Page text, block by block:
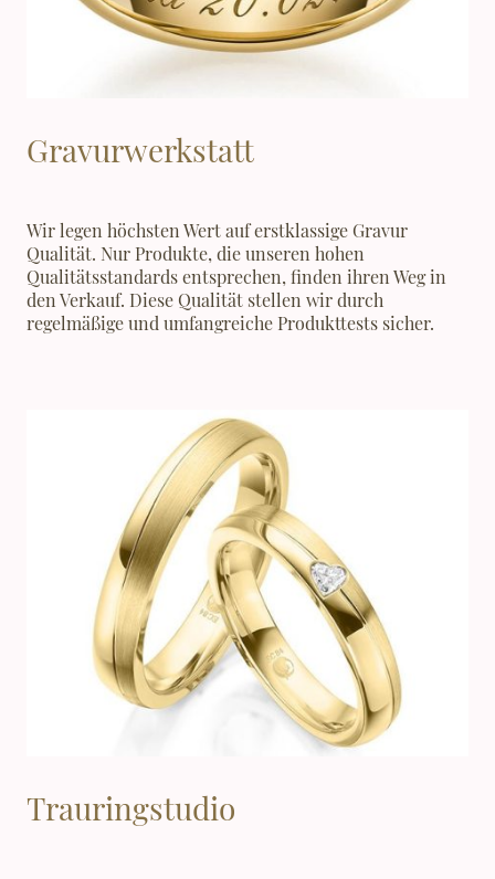
Gravurwerkstatt
Wir legen höchsten Wert auf erstklassige Gravur
Qualität. Nur Produkte, die unseren hohen
Qualitätsstandards entsprechen, finden ihren Weg in
den Verkauf. Diese Qualität stellen wir durch
regelmäßige und umfangreiche Produkttests sicher.
Trauringstudio